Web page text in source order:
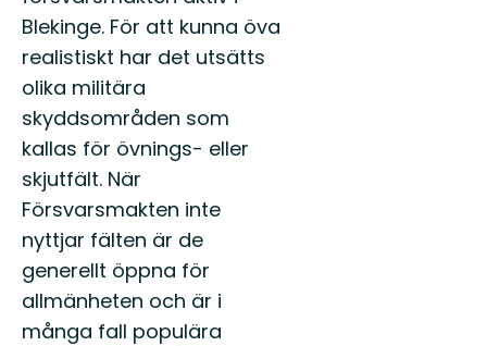
Blekinge. För att kunna öva
realistiskt har det utsätts
olika militära
skyddsområden som
kallas för övnings- eller
skjutfält. När
Försvarsmakten inte
nyttjar fälten är de
generellt öppna för
allmänheten och är i
många fall populära